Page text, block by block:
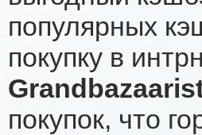
популярных
покупку в
покупок, что